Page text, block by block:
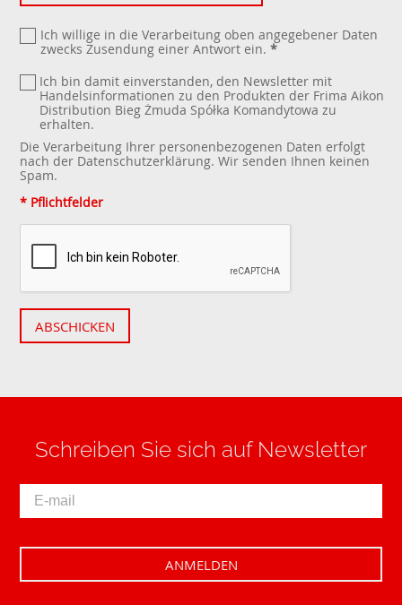
Ich willige in die Verarbeitung oben angegebener Daten
zwecks Zusendung einer Antwort ein. *
Ich bin damit einverstanden, den Newsletter mit
Handelsinformationen zu den Produkten der Frima Aikon
Distribution Bieg Żmuda Spółka Komandytowa zu
erhalten.
Die Verarbeitung Ihrer personenbezogenen Daten erfolgt
nach der Datenschutzerklärung. Wir senden Ihnen keinen
Spam.
* Pflichtfelder
ABSCHICKEN
Schreiben Sie sich auf Newsletter